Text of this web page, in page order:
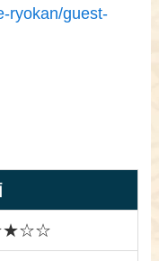
ryokan/guest-